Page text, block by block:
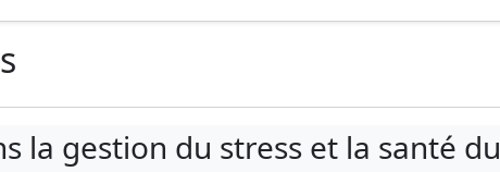
la gestion du stress et la santé du